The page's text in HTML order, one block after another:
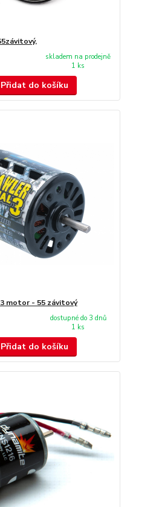
skladem na prodejně
1 ks
Přidat do košíku
3 motor - 55 závitový
dostupné do 3 dnů
1 ks
Přidat do košíku